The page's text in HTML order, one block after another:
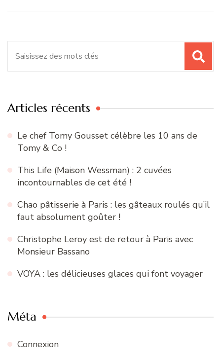
Articles récents
Le chef Tomy Gousset célèbre les 10 ans de
Tomy & Co !
This Life (Maison Wessman) : 2 cuvées
incontournables de cet été !
Chao pâtisserie à Paris : les gâteaux roulés qu’il
faut absolument goûter !
Christophe Leroy est de retour à Paris avec
Monsieur Bassano
VOYA : les délicieuses glaces qui font voyager
Méta
Connexion